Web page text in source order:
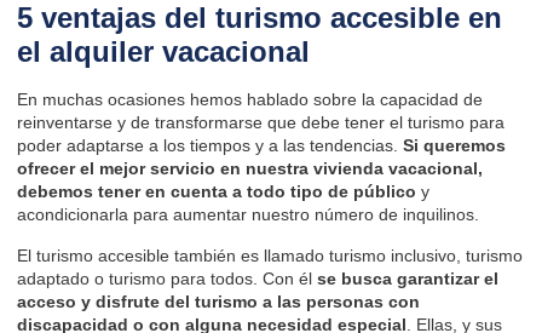
5 ventajas del turismo accesible en
el alquiler vacacional
En muchas ocasiones hemos hablado sobre la capacidad de
reinventarse y de transformarse que debe tener el turismo para
poder adaptarse a los tiempos y a las tendencias. Si queremos
ofrecer el mejor servicio en nuestra vivienda vacacional,
debemos tener en cuenta a todo tipo de público y
acondicionarla para aumentar nuestro número de inquilinos.
El turismo accesible también es llamado turismo inclusivo, turismo
adaptado o turismo para todos. Con él se busca garantizar el
acceso y disfrute del turismo a las personas con
discapacidad o con alguna necesidad especial . Ellas, y sus